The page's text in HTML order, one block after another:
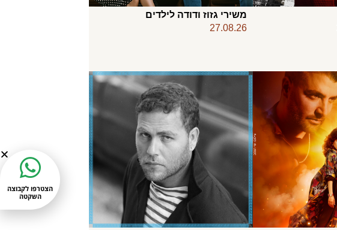
משירי גזוז ודודה לילדים
27.08.26
הצטרפו לקבוצה
השקטה